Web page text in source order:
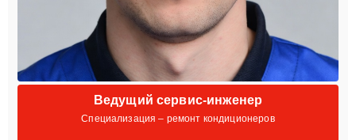
Ведущий сервис-инженер
Специализация – ремонт кондиционеров